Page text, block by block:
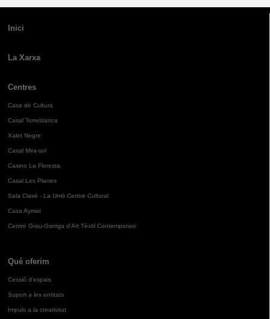
Inici
La Xarxa
Centres
Casa de Cultura
Casal Torreblanca
Xalet Negre
Casal Mira-sol
Casino La Floresta
Casal Les Planes
Sala Clavé - La Unió Centre Cultural
Casa Aymat
Centre Grau-Garriga d'Art Tèxtil Contemporani
Què oferim
Cessió d'espais
Suport a les entitats
Impuls a la creativitat